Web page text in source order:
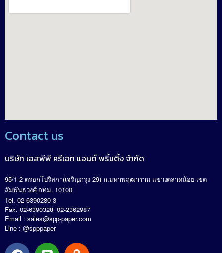
Contact us
บริษัท เอสพีพี ครีเอท แอนด์ พริ้นติ้ง จำกัด
95/1-2 ตรอกโปริสภา(เจริญกรุง 29) ถ.มหาพฤฒาราม แขวงตลาดน้อย เขต
สัมพันธวงศ์ กทม. 10100
Tel. 02-6390280-3
Fax. 02-6390328 02-2362987
Email : sales@spp-paper.com
Line : @spppaper